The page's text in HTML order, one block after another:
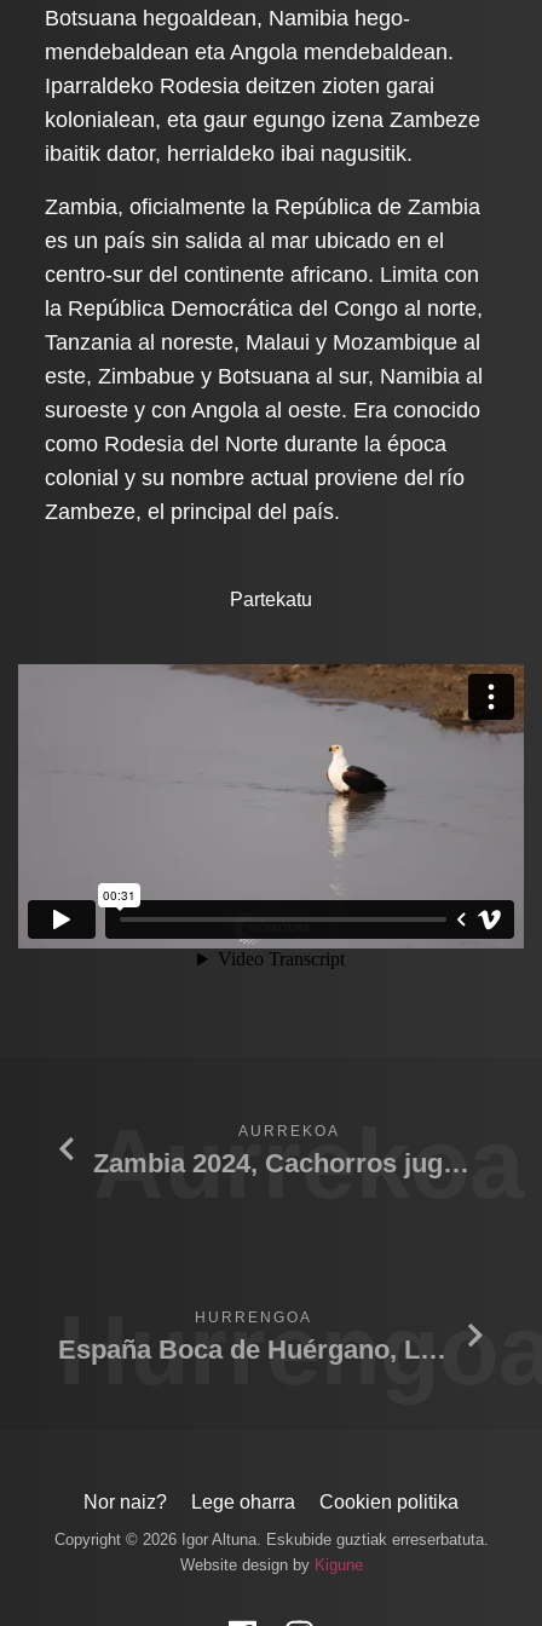
Botsuana hegoaldean, Namibia hego-
mendebaldean eta Angola mendebaldean.
Iparraldeko Rodesia deitzen zioten garai
kolonialean, eta gaur egungo izena Zambeze
ibaitik dator, herrialdeko ibai nagusitik.
Zambia, oficialmente la República de Zambia
es un país sin salida al mar ubicado en el
centro-sur del continente africano. Limita con
la República Democrática del Congo al norte,
Tanzania al noreste, Malaui y Mozambique al
este, Zimbabue y Botsuana al sur, Namibia al
suroeste y con Angola al oeste. Era conocido
como Rodesia del Norte durante la época
colonial y su nombre actual proviene del río
Zambeze, el principal del país.
Partekatu
Aurrekoa
AURREKOA
Zambia 2024, Cachorros jugando 03
HURRENGOA
España Boca de Huérgano, León 2024
Nor naiz? Lege oharra Cookien politika
Copyright © 2026 Igor Altuna. Eskubide guztiak erreserbatuta.
Website design by Kigune